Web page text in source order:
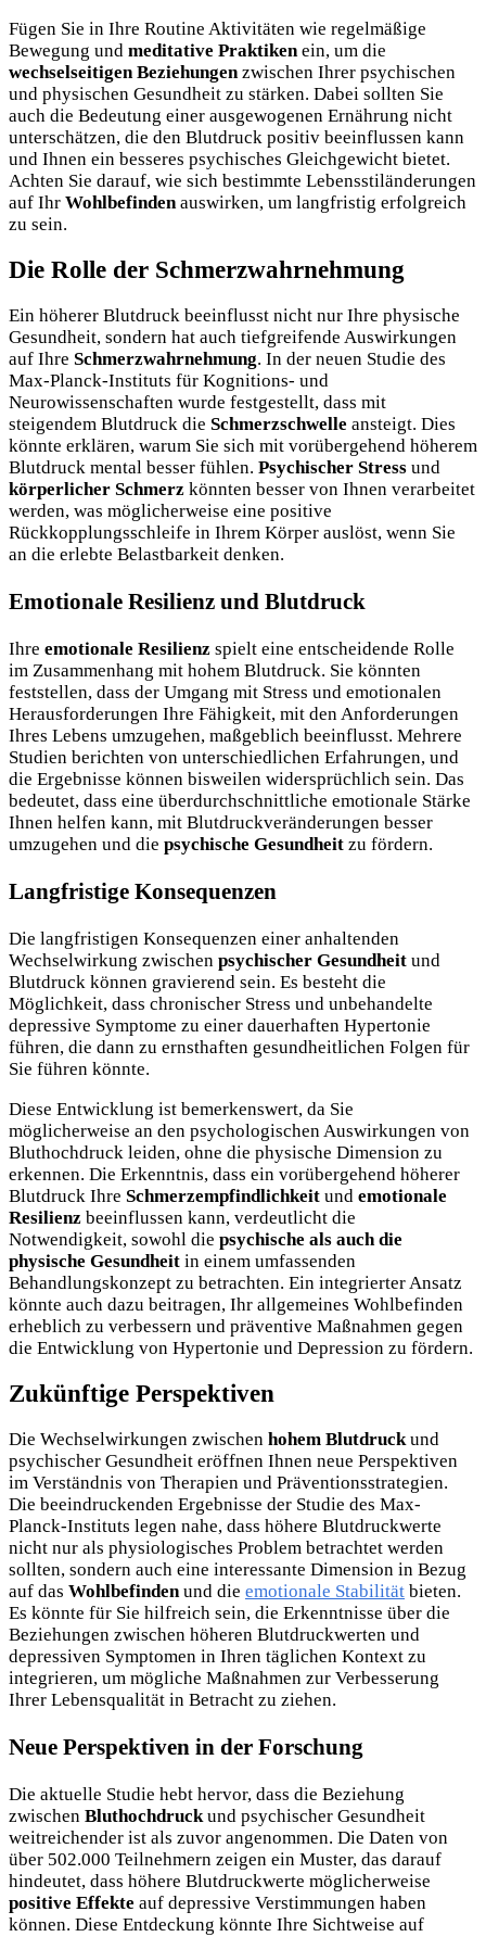
Fügen Sie in Ihre Routine Aktivitäten wie regelmäßige
Bewegung und meditative Praktiken ein, um die
wechselseitigen Beziehungen zwischen Ihrer psychischen
und physischen Gesundheit zu stärken. Dabei sollten Sie
auch die Bedeutung einer ausgewogenen Ernährung nicht
unterschätzen, die den Blutdruck positiv beeinflussen kann
und Ihnen ein besseres psychisches Gleichgewicht bietet.
Achten Sie darauf, wie sich bestimmte Lebensstiländerungen
auf Ihr Wohlbefinden auswirken, um langfristig erfolgreich
zu sein.
Die Rolle der Schmerzwahrnehmung
Ein höherer Blutdruck beeinflusst nicht nur Ihre physische
Gesundheit, sondern hat auch tiefgreifende Auswirkungen
auf Ihre Schmerzwahrnehmung. In der neuen Studie des
Max-Planck-Instituts für Kognitions- und
Neurowissenschaften wurde festgestellt, dass mit
steigendem Blutdruck die Schmerzschwelle ansteigt. Dies
könnte erklären, warum Sie sich mit vorübergehend höherem
Blutdruck mental besser fühlen. Psychischer Stress und
körperlicher Schmerz könnten besser von Ihnen verarbeitet
werden, was möglicherweise eine positive
Rückkopplungsschleife in Ihrem Körper auslöst, wenn Sie
an die erlebte Belastbarkeit denken.
Emotionale Resilienz und Blutdruck
Ihre emotionale Resilienz spielt eine entscheidende Rolle
im Zusammenhang mit hohem Blutdruck. Sie könnten
feststellen, dass der Umgang mit Stress und emotionalen
Herausforderungen Ihre Fähigkeit, mit den Anforderungen
Ihres Lebens umzugehen, maßgeblich beeinflusst. Mehrere
Studien berichten von unterschiedlichen Erfahrungen, und
die Ergebnisse können bisweilen widersprüchlich sein. Das
bedeutet, dass eine überdurchschnittliche emotionale Stärke
Ihnen helfen kann, mit Blutdruckveränderungen besser
umzugehen und die psychische Gesundheit zu fördern.
Langfristige Konsequenzen
Die langfristigen Konsequenzen einer anhaltenden
Wechselwirkung zwischen psychischer Gesundheit und
Blutdruck können gravierend sein. Es besteht die
Möglichkeit, dass chronischer Stress und unbehandelte
depressive Symptome zu einer dauerhaften Hypertonie
führen, die dann zu ernsthaften gesundheitlichen Folgen für
Sie führen könnte.
Diese Entwicklung ist bemerkenswert, da Sie
möglicherweise an den psychologischen Auswirkungen von
Bluthochdruck leiden, ohne die physische Dimension zu
erkennen. Die Erkenntnis, dass ein vorübergehend höherer
Blutdruck Ihre Schmerzempfindlichkeit und emotionale
Resilienz beeinflussen kann, verdeutlicht die
Notwendigkeit, sowohl die psychische als auch die
physische Gesundheit in einem umfassenden
Behandlungskonzept zu betrachten. Ein integrierter Ansatz
könnte auch dazu beitragen, Ihr allgemeines Wohlbefinden
erheblich zu verbessern und präventive Maßnahmen gegen
die Entwicklung von Hypertonie und Depression zu fördern.
Zukünftige Perspektiven
Die Wechselwirkungen zwischen hohem Blutdruckund
psychischer Gesundheit eröffnen Ihnen neue Perspektiven
im Verständnis von Therapien und Präventionsstrategien.
Die beeindruckenden Ergebnisse der Studie des Max-
Planck-Instituts legen nahe, dass höhere Blutdruckwerte
nicht nur als physiologisches Problem betrachtet werden
sollten, sondern auch eine interessante Dimension in Bezug
auf das Wohlbefindenund die emotionale Stabilität bieten.
Es könnte für Sie hilfreich sein, die Erkenntnisse über die
Beziehungen zwischen höheren Blutdruckwerten und
depressiven Symptomen in Ihren täglichen Kontext zu
integrieren, um mögliche Maßnahmen zur Verbesserung
Ihrer Lebensqualität in Betracht zu ziehen.
Neue Perspektiven in der Forschung
Die aktuelle Studie hebt hervor, dass die Beziehung
zwischen Bluthochdruckund psychischer Gesundheit
weitreichender ist als zuvor angenommen. Die Daten von
über 502.000 Teilnehmern zeigen ein Muster, das darauf
hindeutet, dass höhere Blutdruckwerte möglicherweise
positive Effekte auf depressive Verstimmungen haben
können. Diese Entdeckung könnte Ihre Sichtweise auf